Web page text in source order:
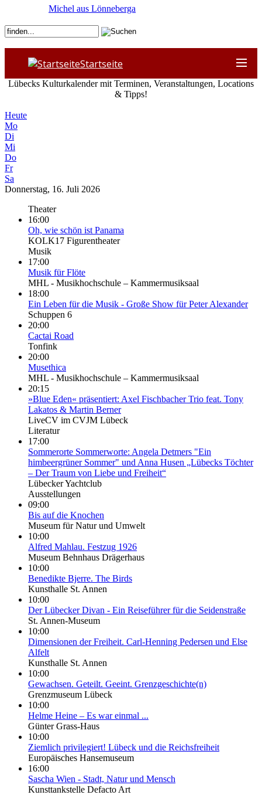
Startseite
Lübecks Kulturkalender mit Terminen, Veranstaltungen, Locations
& Tipps!
Heute
Mo
Di
Mi
Do
Fr
Sa
Donnerstag, 16. Juli 2026
Theater
16:00
Oh, wie schön ist Panama
KOLK17 Figurentheater
Musik
17:00
Musik für Flöte
MHL - Musikhochschule – Kammermusiksaal
18:00
Ein Leben für die Musik - Große Show für Peter Alexander
Schuppen 6
20:00
Cactai Road
Tonfink
20:00
Mus­ethica
MHL - Musikhochschule – Kammermusiksaal
20:15
»Blue Eden« präsentiert: Axel Fischbacher Trio feat. Tony
Lakatos & Martin Berner
LiveCV im CVJM Lübeck
Literatur
17:00
Sommerorte Sommerworte: Angela Detmers "Ein
himbeergrüner Sommer" und Anna Husen „Lübecks Töchter
– Der Traum von Liebe und Freiheit“
Lübecker Yachtclub
Ausstellungen
09:00
Bis auf die Knochen
Museum für Natur und Umwelt
10:00
Alfred Mahlau. Festzug 1926
Museum Behnhaus Drägerhaus
10:00
Benedikte Bjerre. The Birds
Kunsthalle St. Annen
10:00
Der Lübecker Divan - Ein Reiseführer für die Seidenstraße
St. Annen-Museum
10:00
Dimensionen der Freiheit. Carl-Henning Pedersen und Else
Alfelt
Kunsthalle St. Annen
10:00
Gewachsen. Geteilt. Geeint. Grenzgeschichte(n)
Grenzmuseum Lübeck
10:00
Helme Heine – Es war einmal ...
Günter Grass-Haus
10:00
Ziemlich privilegiert! Lübeck und die Reichsfreiheit
Europäisches Hansemuseum
16:00
Sascha Wien - Stadt, Natur und Mensch
Kunsttankstelle Defacto Art
Michel aus Lönneberga